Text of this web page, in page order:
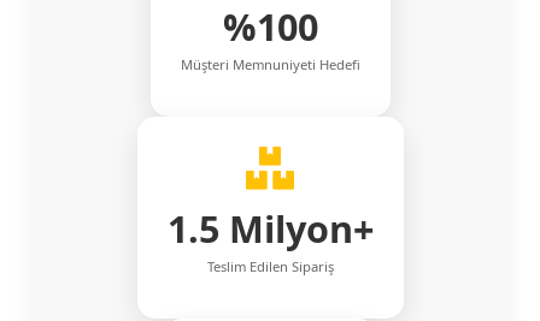
%100
Müşteri Memnuniyeti Hedefi
1.5 Milyon+
Teslim Edilen Sipariş